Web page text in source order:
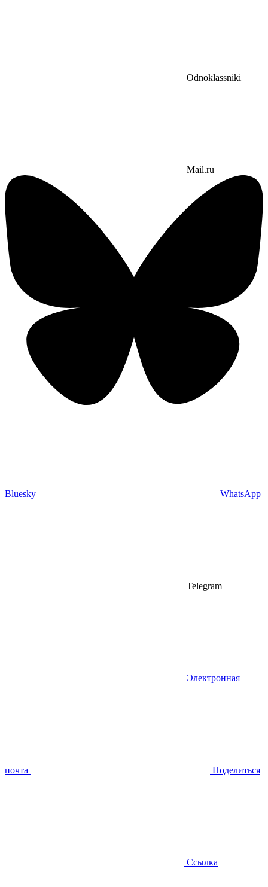
Odnoklassniki
Mail.ru
Bluesky WhatsApp
Telegram
Электронная
почта Поделиться
Ссылка